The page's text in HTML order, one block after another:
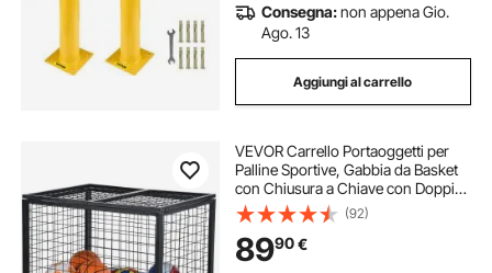
Consegna:non appena Gio.
Ago. 13
Aggiungi al carrello
VEVOR Carrello Portaoggetti per
Palline Sportive, Gabbia da Basket
con Chiusura a Chiave con Doppi
Coperchi, Organizzatore Porta
Attrezzi Sportivi per Interni ed
Esterni, Rastrelliera in Acciaio
(92)
8990€